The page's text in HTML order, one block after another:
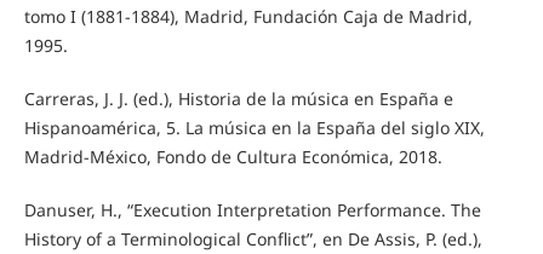
tomo I (1881-1884), Madrid, Fundación Caja de Madrid,
1995.
Carreras, J. J. (ed.), Historia de la música en España e
Hispanoamérica, 5. La música en la España del siglo XIX,
Madrid-México, Fondo de Cultura Económica, 2018.
Danuser, H., “Execution Interpretation Performance. The
History of a Terminological Conflict”, en De Assis, P. (ed.),